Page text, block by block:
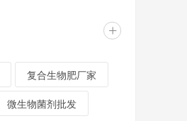
+
复合生物肥厂家
微生物菌剂批发